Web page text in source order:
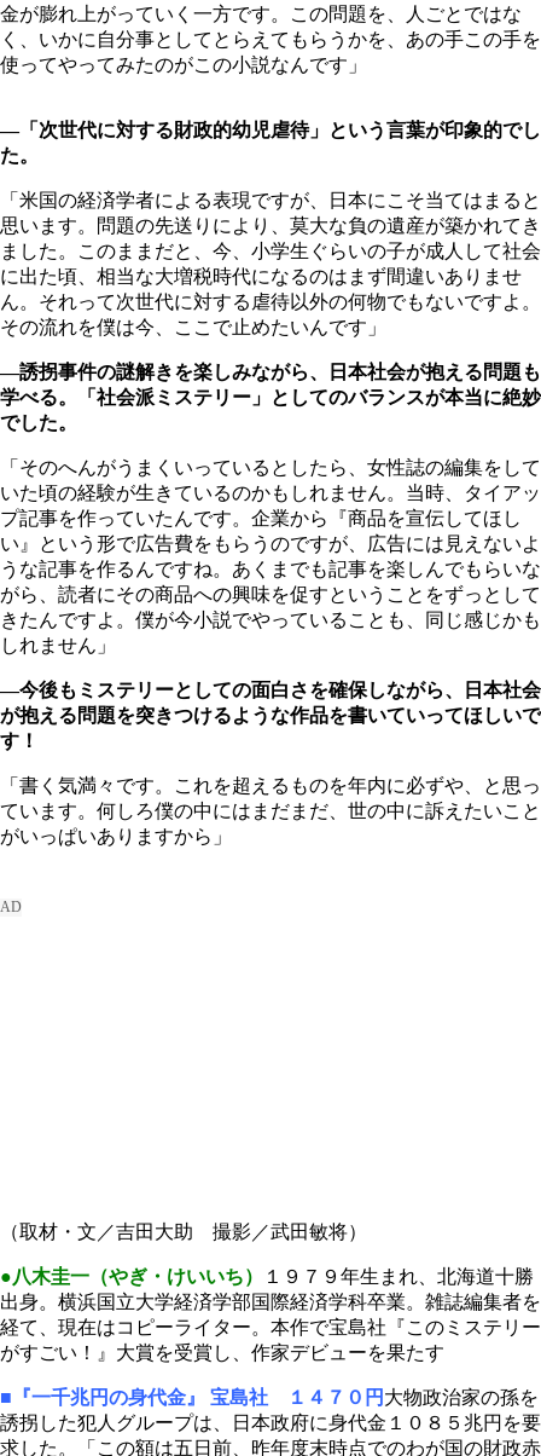
金が膨れ上がっていく一方です。この問題を、人ごとではな
く、いかに自分事としてとらえてもらうかを、あの手この手を
使ってやってみたのがこの小説なんです」
―「次世代に対する財政的幼児虐待」という言葉が印象的でし
た。
「米国の経済学者による表現ですが、日本にこそ当てはまると
思います。問題の先送りにより、莫大な負の遺産が築かれてき
ました。このままだと、今、小学生ぐらいの子が成人して社会
に出た頃、相当な大増税時代になるのはまず間違いありませ
ん。それって次世代に対する虐待以外の何物でもないですよ。
その流れを僕は今、ここで止めたいんです」
―誘拐事件の謎解きを楽しみながら、日本社会が抱える問題も
学べる。「社会派ミステリー」としてのバランスが本当に絶妙
でした。
「そのへんがうまくいっているとしたら、女性誌の編集をして
いた頃の経験が生きているのかもしれません。当時、タイアッ
プ記事を作っていたんです。企業から『商品を宣伝してほし
い』という形で広告費をもらうのですが、広告には見えないよ
うな記事を作るんですね。あくまでも記事を楽しんでもらいな
がら、読者にその商品への興味を促すということをずっとして
きたんですよ。僕が今小説でやっていることも、同じ感じかも
しれません」
―今後もミステリーとしての面白さを確保しながら、日本社会
が抱える問題を突きつけるような作品を書いていってほしいで
す！
「書く気満々です。これを超えるものを年内に必ずや、と思っ
ています。何しろ僕の中にはまだまだ、世の中に訴えたいこと
がいっぱいありますから」
（取材・文／吉田大助 撮影／武田敏将）
●八木圭一（やぎ・けいいち）
１９７９年生まれ、北海道十勝
出身。横浜国立大学経済学部国際経済学科卒業。雑誌編集者を
経て、現在はコピーライター。本作で宝島社『このミステリー
がすごい！』大賞を受賞し、作家デビューを果たす
■『一千兆円の身代金』 宝島社 １４７０円 大物政治家の孫を
誘拐した犯人グループは、日本政府に身代金１０８５兆円を要
求した。「この額は五日前、昨年度末時点でのわが国の財政赤